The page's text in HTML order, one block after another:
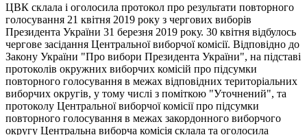
ЦВК склала і оголосила протокол про результати повторного
голосування 21 квітня 2019 року з чергових виборів
Президента України 31 березня 2019 року. 30 квітня відбулось
чергове засідання Центральної виборчої комісії. Відповідно до
Закону України "Про вибори Президента України", на підставі
протоколів окружних виборчих комісій про підсумки
повторного голосування в межах відповідних територіальних
виборчих округів, у тому числі з поміткою "Уточнений", та
протоколу Центральної виборчої комісії про підсумки
повторного голосування в межах закордонного виборчого
округу Центральна виборча комісія склала та оголосила